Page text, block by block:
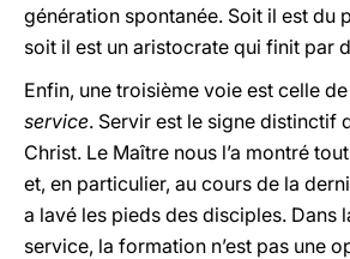
génération spontanée. Soit il est du
soit il est un aristocrate qui finit par
Enfin, une troisième voie est celle de
service. Servir est le signe distinctif
Christ. Le Maître nous l’a montré
et, en particulier, au cours de la
a lavé les pieds des disciples. Dans
service, la formation n’est pas une